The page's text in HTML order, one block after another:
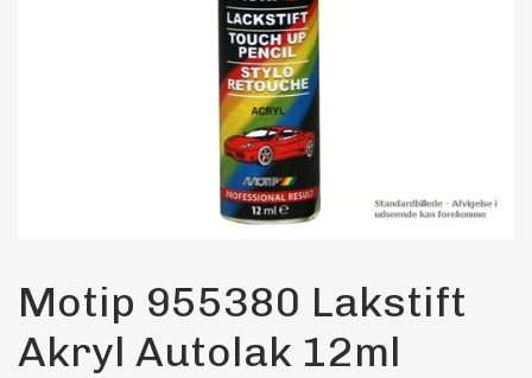
Bilstereo
Transport Udstyr
Olie
Kemi
Dæk & Fælge
Motip 955380 Lakstift
Akryl Autolak 12ml